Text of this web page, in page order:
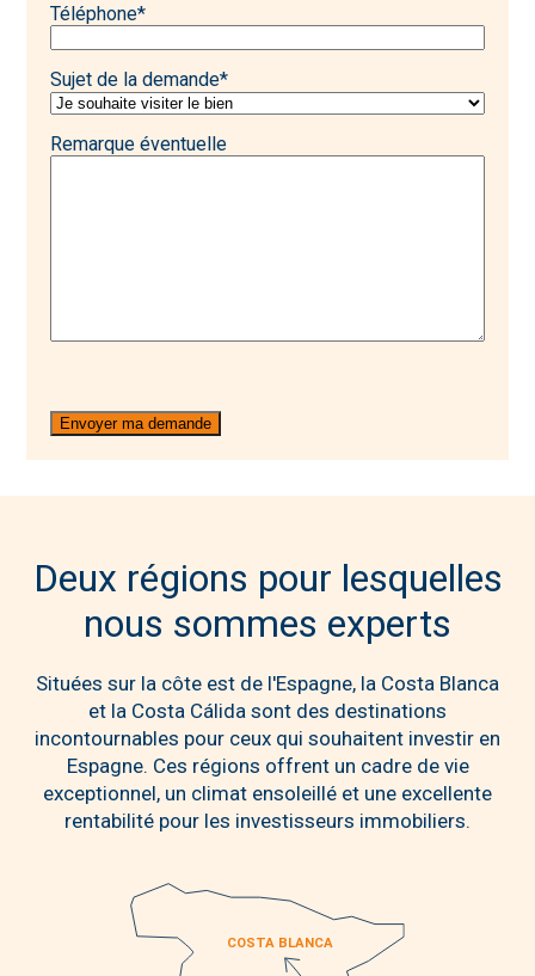
Téléphone*
Sujet de la demande*
Remarque éventuelle
Deux régions pour lesquelles
nous sommes experts
Situées sur la côte est de l'Espagne, la Costa Blanca
et la Costa Cálida sont des destinations
incontournables pour ceux qui souhaitent investir en
Espagne. Ces régions offrent un cadre de vie
exceptionnel, un climat ensoleillé et une excellente
rentabilité pour les investisseurs immobiliers.